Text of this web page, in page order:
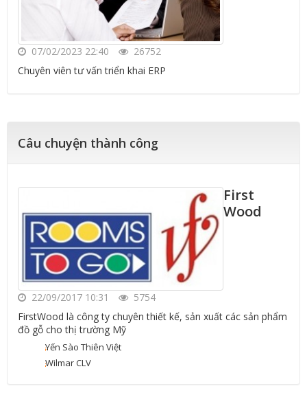
07/02/2023 22:40
26752
Chuyên viên tư vấn triển khai ERP
Câu chuyện thành công
First
Wood
22/09/2017 10:31
5754
FirstWood là công ty chuyên thiết kế, sản xuất các sản phẩm
đồ gỗ cho thị trường Mỹ
Yến Sào Thiên Việt
Wilmar CLV